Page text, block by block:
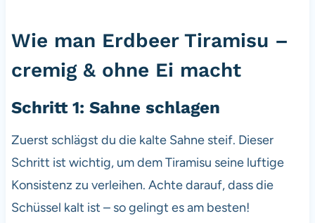
Wie man Erdbeer Tiramisu –
cremig & ohne Ei macht
Schritt 1: Sahne schlagen
Zuerst schlägst du die kalte Sahne steif. Dieser
Schritt ist wichtig, um dem Tiramisu seine luftige
Konsistenz zu verleihen. Achte darauf, dass die
Schüssel kalt ist – so gelingt es am besten!